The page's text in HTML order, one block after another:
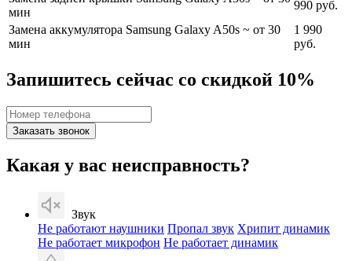
мин
990 руб.
Замена аккумулятора Samsung Galaxy A50s ~ от 30
мин
1 990
руб.
Запишитесь сейчас со скидкой 10%
Заказать звонок
Какая у вас неисправность?
Звук
Не работают наушники Пропал звук Хрипит динамик
Не работает микрофон Не работает динамик